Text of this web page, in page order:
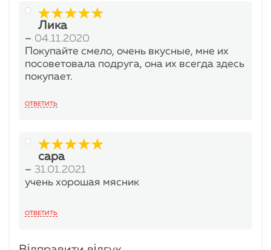
5з 5
Лика
– 04.11.2020
Покупайте смело, очень вкусные, мне их
посоветовала подруга, она их всегда здесь
покупает.
ОТВЕТИТЬ
5з 5
сара
– 31.01.2021
учень хорошая мясник
ОТВЕТИТЬ